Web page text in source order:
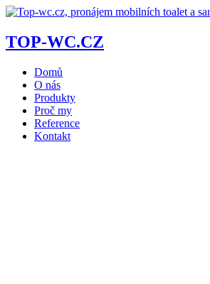
Přejít
obsahu
TOP-WC.CZ
Domů
O nás
Produkty
Proč my
Reference
Kontakt